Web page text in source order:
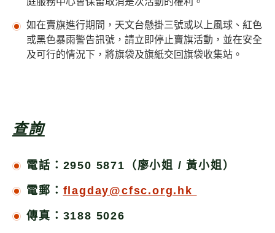
如在賣旗進行期間，天文台懸掛三號或以上風球、紅色
或黑色暴雨警告訊號，請立即停止賣旗活動，並在安全
及可行的情況下，將旗袋及旗紙交回旗袋收集站。
查詢
電話：2950 5871（廖小姐 / 黃小姐）
電郵： flagday@cfsc.org.hk
傳真：3188 5026